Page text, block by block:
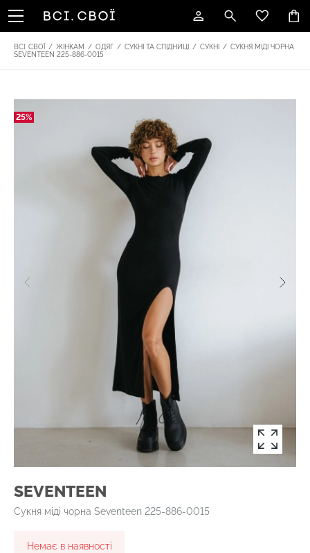
ВСІ. СВОЇ / ЖІНКАМ / ОДЯГ / СУКНІ ТА СПІДНИЦІ / СУКНІ / СУКНЯ МІДІ ЧОРНА
SEVENTEEN 225-886-0015
25%
SEVENTEEN
Сукня міді чорна Seventeen 225-886-0015
Немає в наявності